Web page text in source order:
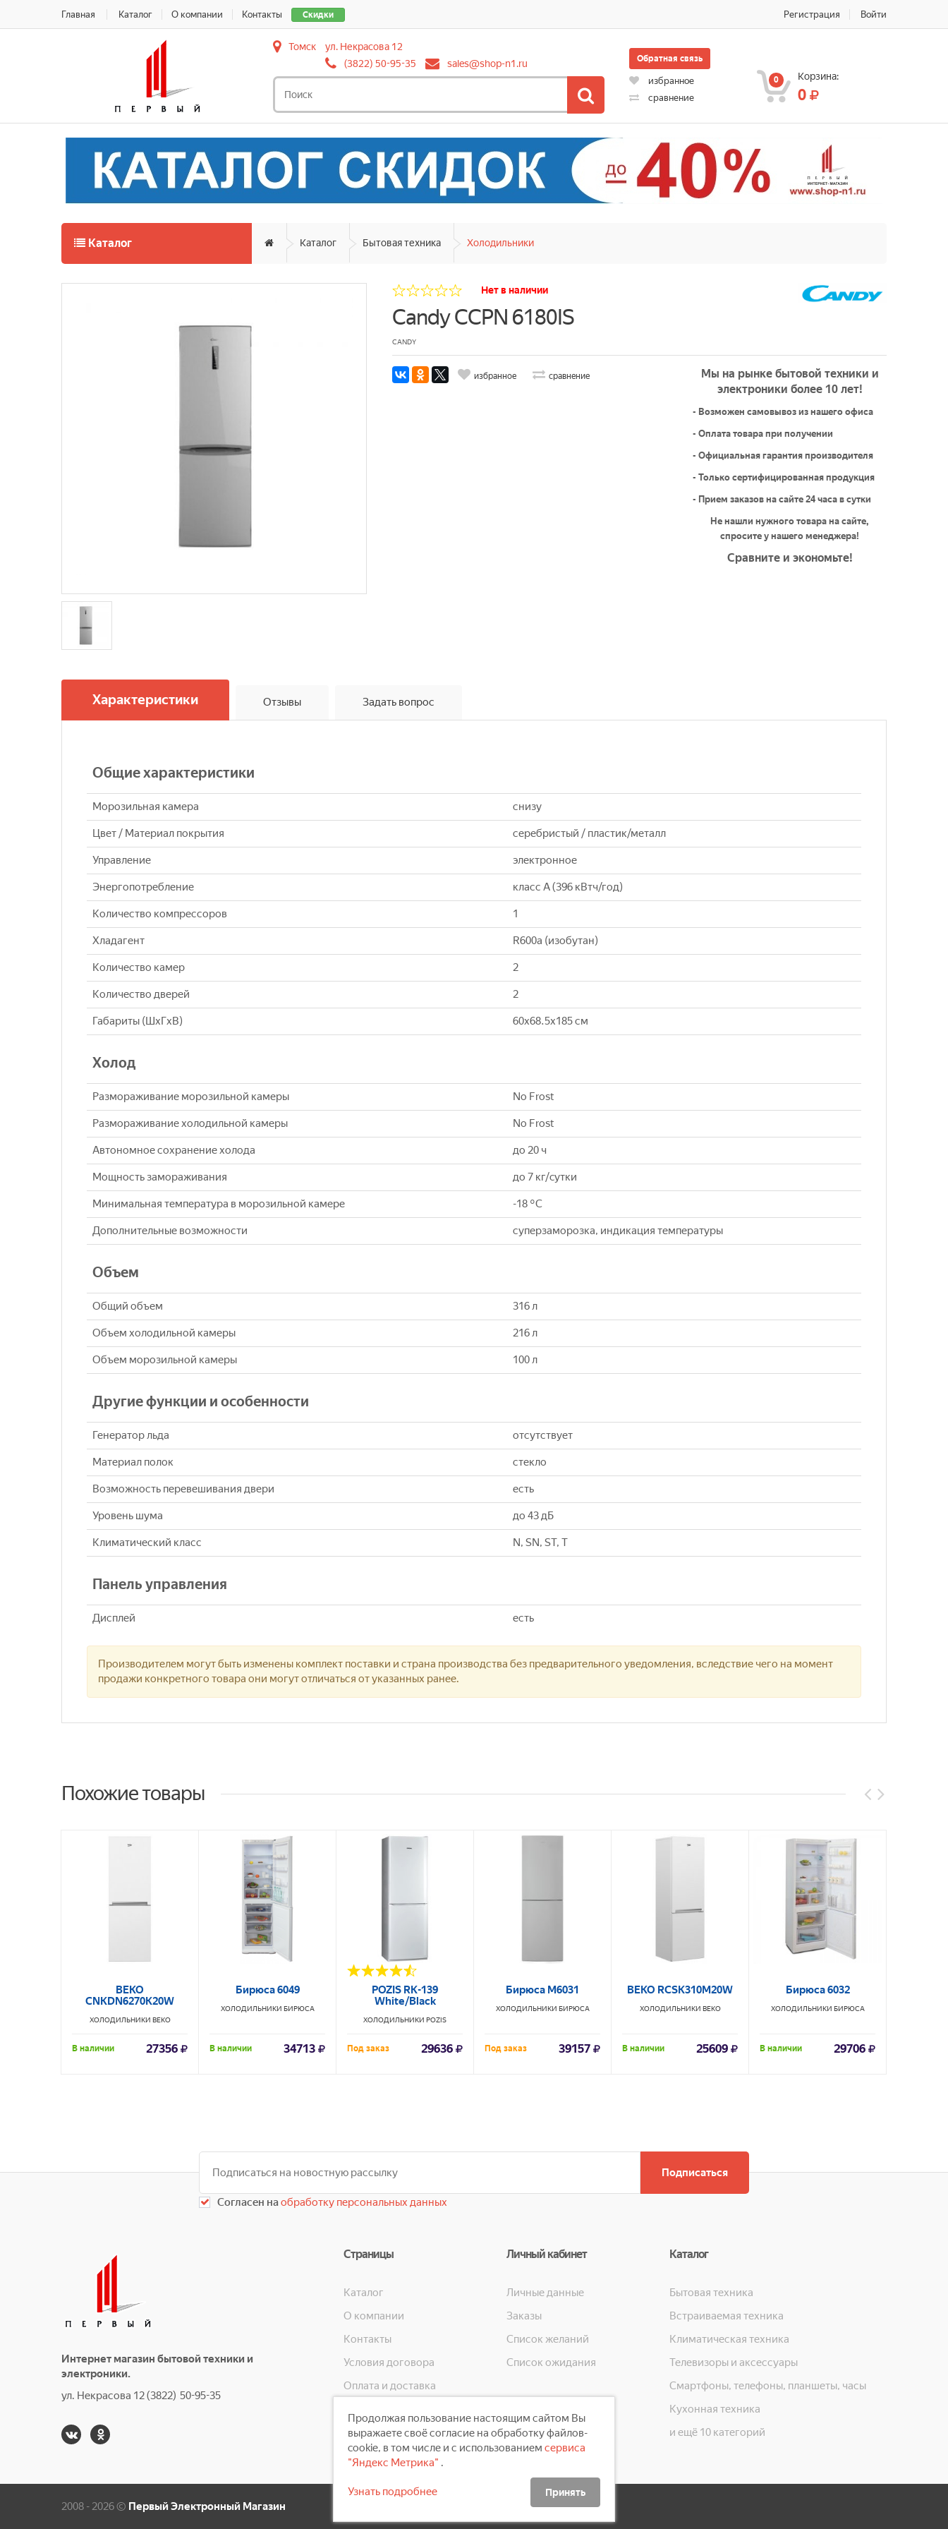
Скидки
Главная Каталог О компании Контакты Регистрация Войти
Томск
ул. Некрасова 12
(3822) 50-95-35
sales@shop-n1.ru Обратная связь
избранное
сравнение
0 Корзина:
0
Каталог Каталог Бытовая техника Холодильники
Нет в наличии
Candy CCPN 6180IS
CANDY
избранное сравнение
Мы на рынке бытовой техники и
электроники более 10 лет!
- Возможен самовывоз из нашего офиса
- Оплата товара при получении
- Официальная гарантия производителя
- Только сертифицированная продукция
- Прием заказов на сайте 24 часа в сутки
Не нашли нужного товара на сайте,
спросите у нашего менеджера!
Сравните и экономьте!
Характеристики Отзывы Задать вопрос
Общие характеристики
Морозильная камера снизу
Цвет / Материал покрытия серебристый / пластик/металл
Управление электронное
Энергопотребление класс A (396 кВтч/год)
Количество компрессоров 1
Хладагент R600a (изобутан)
Количество камер 2
Количество дверей 2
Габариты (ШxГxВ) 60x68.5x185 см
Холод
Размораживание морозильной камеры No Frost
Размораживание холодильной камеры No Frost
Автономное сохранение холода до 20 ч
Мощность замораживания до 7 кг/cутки
Минимальная температура в морозильной камере -18 °C
Дополнительные возможности суперзаморозка, индикация температуры
Объем
Общий объем 316 л
Объем холодильной камеры 216 л
Объем морозильной камеры 100 л
Другие функции и особенности
Генератор льда отсутствует
Материал полок стекло
Возможность перевешивания двери есть
Уровень шума до 43 дБ
Климатический класс N, SN, ST, T
Панель управления
Дисплей есть
Производителем могут быть изменены комплект поставки и страна производства без предварительного уведомления, вследствие чего на момент
продажи конкретного товара они могут отличаться от указанных ранее.
Похожие товары
BEKO
CNKDN6270K20W
ХОЛОДИЛЬНИКИ BEKO
В наличии 27356
Бирюса 6049
ХОЛОДИЛЬНИКИ БИРЮСА
В наличии 34713
POZIS RK-139
White/Black
ХОЛОДИЛЬНИКИ POZIS
Под заказ 29636
Бирюса М6031
ХОЛОДИЛЬНИКИ БИРЮСА
Под заказ 39157
BEKO RCSK310M20W
ХОЛОДИЛЬНИКИ BEKO
В наличии 25609
Бирюса 6032
ХОЛОДИЛЬНИКИ БИРЮСА
В наличии 29706
Подписаться
Согласен наобработку персональных данных
Интернет магазин бытовой техники и
электроники.
ул. Некрасова 12 (3822) 50-95-35
Страницы
Каталог
О компании
Контакты
Условия договора
Оплата и доставка
Скидки
Личный кабинет
Личные данные
Заказы
Список желаний
Список ожидания
Каталог
Бытовая техника
Встраиваемая техника
Климатическая техника
Телевизоры и аксессуары
Смартфоны, телефоны, планшеты, часы
Кухонная техника
и ещё 10 категорий
2008 - 2026 © Первый Электронный Магазин
Продолжая пользование настоящим сайтом Вы
выражаете своё согласие на обработку файлов-
cookie, в том числе и с использованием сервиса
"Яндекс Метрика" .
Узнать подробнее Принять